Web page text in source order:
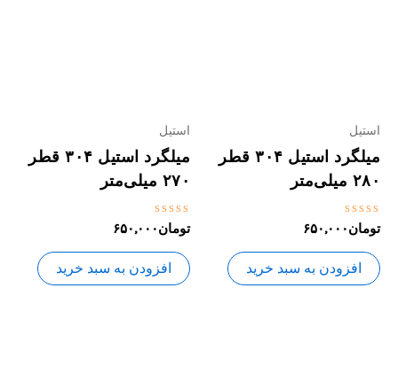
استیل
میلگرد استیل ۳۰۴ قطر
۲۸۰ میلی‌متر
نمره
0
از
5
تومان۶۵۰,۰۰۰
افزودن به سبد خرید
استیل
میلگرد استیل ۳۰۴ قطر
۲۷۰ میلی‌متر
نمره
0
از
5
تومان۶۵۰,۰۰۰
افزودن به سبد خرید